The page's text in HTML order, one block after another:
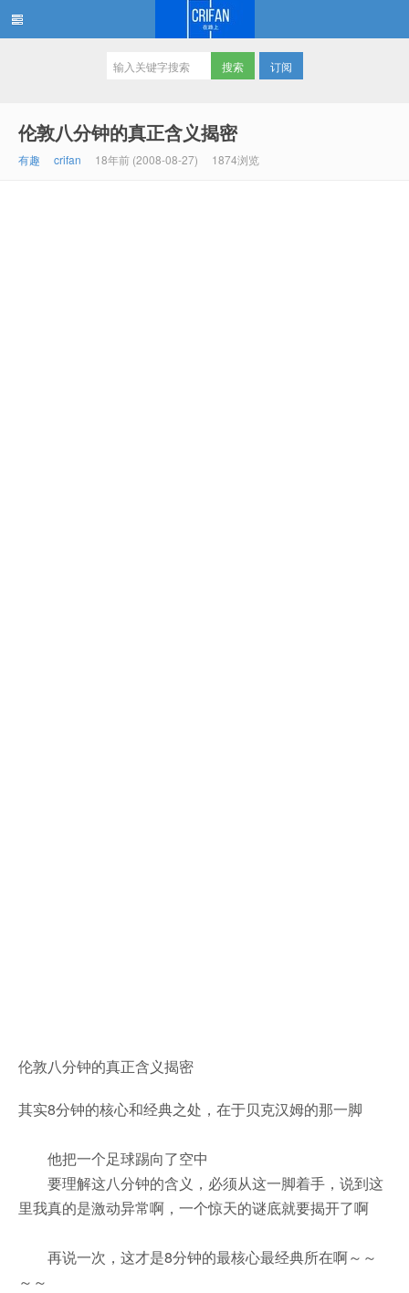
订阅
伦敦八分钟的真正含义揭密
有趣 crifan 18年前 (2008-08-27) 1874浏览
伦敦八分钟的真正含义揭密
其实8分钟的核心和经典之处，在于贝克汉姆的那一脚
他把一个足球踢向了空中
要理解这八分钟的含义，必须从这一脚着手，说到这
里我真的是激动异常啊，一个惊天的谜底就要揭开了啊
再说一次，这才是8分钟的最核心最经典所在啊～～
～～